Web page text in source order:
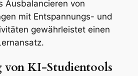
Ausbalancieren von
mit Entspannungs- und
gewährleistet einen
von KI-Studientools